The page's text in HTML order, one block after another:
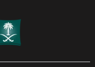
السجل التجاري
1010934363